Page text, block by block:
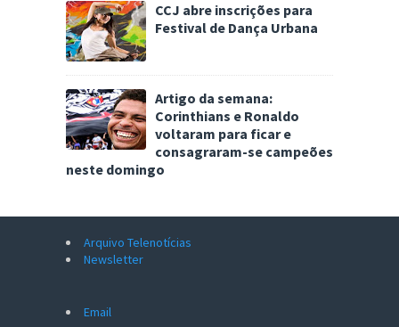
CCJ abre inscrições para
Festival de Dança Urbana
Artigo da semana:
Corinthians e Ronaldo
voltaram para ficar e
consagraram-se campeões
neste domingo
Arquivo Telenotícias
Newsletter
Email